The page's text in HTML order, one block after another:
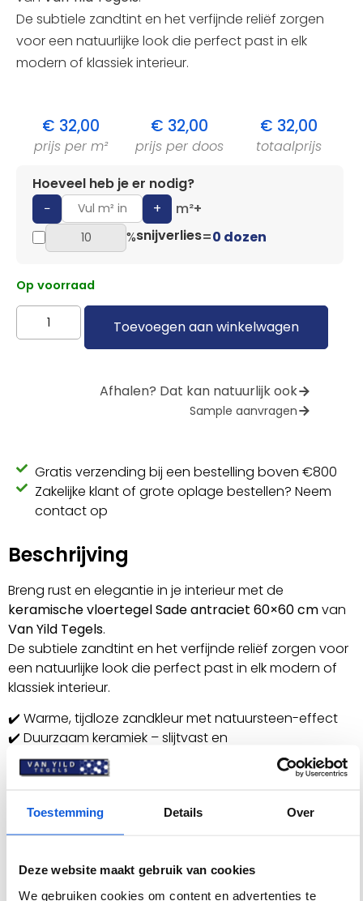
Toestemming Details Over
Deze website maakt gebruik van cookies
We gebruiken cookies om content en advertenties te
De subtiele zandtint en het verfijnde reliëf zorgen
voor een natuurlijke look die perfect past in elk
modern of klassiek interieur.
€ 32,00
prijs per m²
€ 32,00
prijs per doos
€ 32,00
totaalprijs
Hoeveel heb je er nodig?
−
+ m²+
%snijverlies=0 dozen
Op voorraad
Toevoegen aan winkelwagen
Afhalen? Dat kan natuurlijk ook
Sample aanvragen
Gratis verzending bij een bestelling boven €800
Zakelijke klant of grote oplage bestellen? Neem
contact op
Beschrijving
Breng rust en elegantie in je interieur met de
keramische vloertegel Sade antraciet 60×60 cmvan
Van Yild Tegels.
De subtiele zandtint en het verfijnde reliëf zorgen voor
een natuurlijke look die perfect past in elk modern of
klassiek interieur.
✔️ Warme, tijdloze zandkleur met natuursteen-effect
✔️ Duurzaam keramiek – slijtvast en
onderhoudsvriendelijk
✔️ Geschikt voor keuken, woonkamer en badkamer
Specificaties
Artikelnummer VYHHX43K